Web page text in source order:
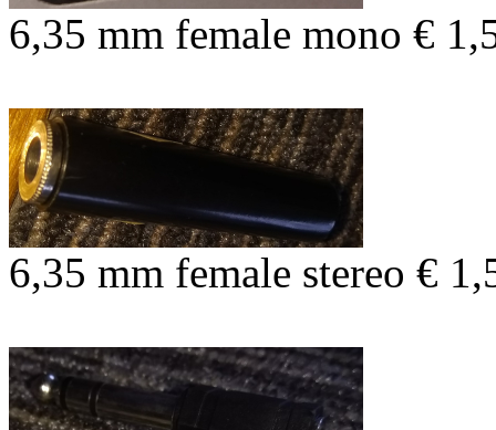
6,35 mm female mono €
6,35 mm female stereo €